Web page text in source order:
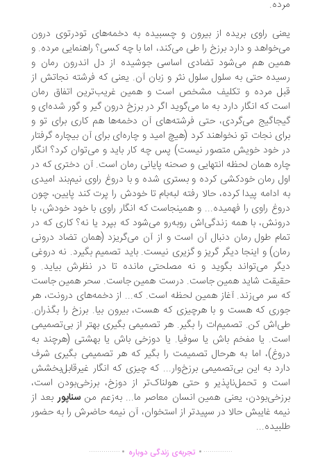
راوی بریده از بیرون و چسبیده به دخمه‌های تودرتوی درون
و دارد برزخ را طی می‌کند، اما با چه کسی؟ راهنمایی مرده. و
هم می‌شود تضادی اساسی جوشیده از دل اندرون رمان و
حتی به سلول سلول نثر و زبان آن. یعنی که فرشته نجاتش از
مرده و تکلیف مشخص است و همین غریب‌ترین اتفاق رمان
که انگار دارد به ما می‌گوید اگر در برزخ درون گیر و گور شده‌ای و
می‌گردی، حتی فرشته‌های آن دخمه‌ها هم کاری برای تو و
نجات تو نخواهند کرد (هیچ امید و چاره‌ای برای آن بیچاره گرفتار
خود خویش متصور نیست) پس چه کار باید و می‌توان کرد؟ انگار
همان لحظه انتهایی و صحنه پایانی رمان است. آن دختری که در
رمان خودکشی کرده و بستری شده و با دروغ راوی نیم‌بند امیدی
ادامه پیدا کرده، حالا رفته لبه‌بام تا خودش را پرت کند پایین، چون
راوی را فهمیده... و همینجاست که انگار راوی با خود خودش، با
با همه زندگی‌اش روبه‌رو می‌شود که بپرد یا نه؟ کاری که در
طول رمان دنبال آن است و از آن می‌گریزد (همان تضاد درونی
و اینجا دیگر گریز و گزیری نیست. باید تصمیم بگیرد. نه دروغی
می‌تواند بگوید و نه مصلحتی مانده تا در نظرش بیاید. و
شاید همین جاست. درست همین جاست. سحر همین جاست
سر می‌زند. آغاز همین لحظه است. که... از دخمه‌های درونت، هر
که هست و با هرچیزی که هست، بیرون بیا. برزخ را بگذران.
کن. تصمیم‌ات را بگیر. هر تصمیمی بگیری بهتر از بی‌تصمیمی
یا مفخم باش یا سوفیا. یا دوزخی باش یا بهشتی (هرچند به
اما به هرحال تصمیمت را بگیر که هر تصمیمی بگیری شرف
به این بی‌تصمیمی برزخ‌وار... که چیزی که انگار غیرقابل‌بخشش
و تحمل‌ناپذیر و حتی هولناک‌تر از دوزخ، برزخی‌بودن است،
یعنی همین انسان معاصر ما... به‌زعم منسناپور بعد از
غایبش حالا در سپیدتر از استخوان، آن نیمه حاضرش را به حضور
................تجربه‌ی زندگی دوباره ...............